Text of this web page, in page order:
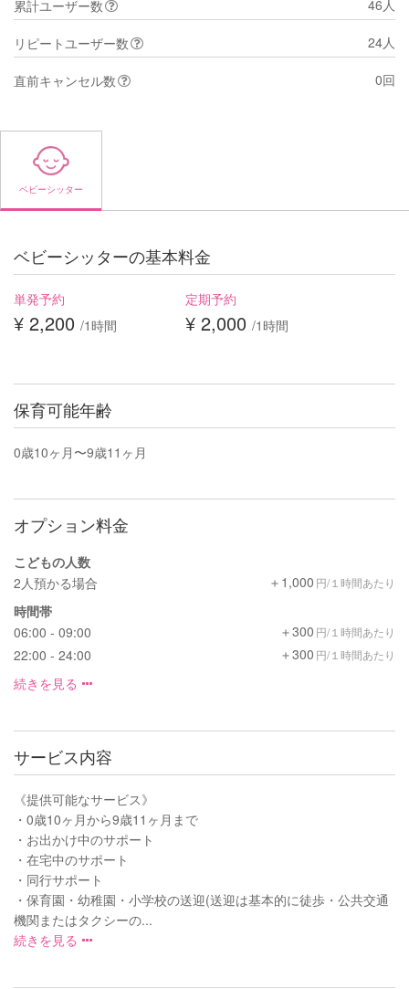
累計ユーザー数 46人
リピートユーザー数 24人
直前キャンセル数 0回
ベビーシッター
ベビーシッターの基本料金
単発予約
¥ 2,200 /1時間
定期予約
¥ 2,000 /1時間
保育可能年齢
0歳10ヶ月〜9歳11ヶ月
オプション料金
こどもの人数
2人預かる場合
＋1,000 円/１時間あたり
時間帯
06:00 - 09:00
＋300 円/１時間あたり
22:00 - 24:00 ＋300 円/１時間あたり
続きを見る
サービス内容
《提供可能なサービス》
・0歳10ヶ月から9歳11ヶ月まで
・お出かけ中のサポート
・在宅中のサポート
・同行サポート
・保育園・幼稚園・小学校の送迎(送迎は基本的に徒歩・公共交通
機関またはタクシーの...
続きを見る